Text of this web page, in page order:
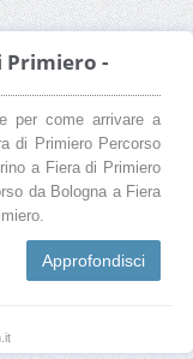
Primiero -
per come arrivare a
di Primiero Percorso
a Fiera di Primiero
da Bologna a Fiera
Approfondisci